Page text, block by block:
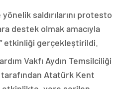
yönelik saldırılarını protesto
destek olmak amacıyla
etkinliği gerçekleştirildi.
Vakfı Aydın Temsilciliği
tarafından Atatürk Kent